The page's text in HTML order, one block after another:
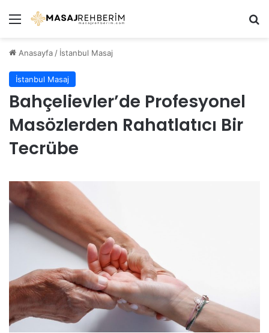
Menü
Anasayfa / İstanbul Masaj
İstanbul Masaj
Bahçelievler’de Profesyonel
Masözlerden Rahatlatıcı Bir
Tecrübe